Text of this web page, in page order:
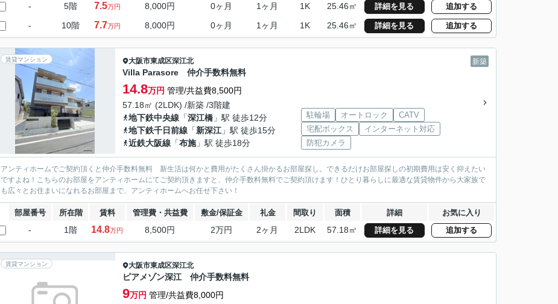
- 5階 7.5万円 8,000円 0ヶ月 1ヶ月 1K 25.46㎡ 詳細を見る 追加する
- 10階 7.7万円 8,000円 0ヶ月 1ヶ月 1K 25.46㎡ 詳細を見る 追加する
賃貸マンション 新築
大阪市東成区深江北
Villa Parasore 仲介手数料無料
14.8万円 管理/共益費8,500円
57.18㎡ (2LDK) /新築 /3階建
地下鉄中央線 「深江橋 」駅 徒歩12分
地下鉄千日前線 「新深江 」駅 徒歩15分
近鉄大阪線 「布施」駅 徒歩18分
駐輪場 オートロック
CATV
宅配ボックス
インターネット対応
防犯カメラ
アンティホームでご契約頂くと仲介手数料無料 新生活は何かと費用がたくさん掛かるお部屋探し。できるだけお部屋探しの初期費用は安く抑えたい
ですよね！こちらのお部屋をアンティホームにてご契約頂きますと、仲介手数料無料でご契約頂けます！ひとり暮らしに最適な賃貸物件から大家族で
も広々とお住まいになれるお部屋まで、アンティホームへお任せ下さい！
部屋番号 所在階 賃料 管理費・共益費 敷金/保証金 礼金 間取り 面積 詳細 お気に入り
- 1階 14.8万円 8,500円 2万円 2ヶ月 2LDK 57.18㎡ 詳細を見る 追加する
賃貸マンション 大阪市東成区深江北
ピアメゾン深江 仲介手数料無料
9万円 管理/共益費8,000円